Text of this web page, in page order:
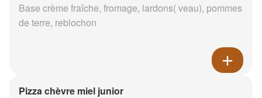
Base crème fraîche, fromage, lardons( veau), pommes
de terre, reblochon
Pizza chèvre miel junior